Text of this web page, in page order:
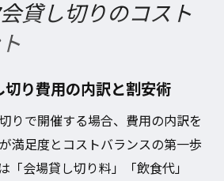
貸し切りのコスト
り費用の内訳と割安術
りで開催する場合、費用の内訳を
満足度とコストバランスの第一歩
「会場貸し切り料」「飲食代」